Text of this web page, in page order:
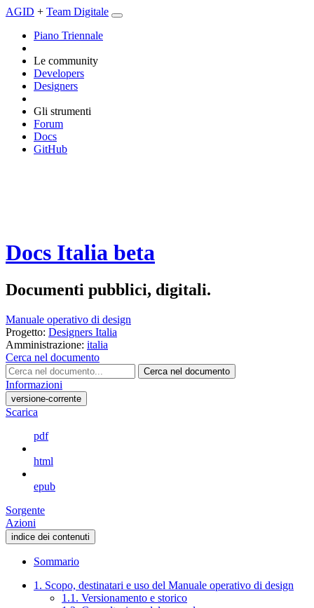
AGID + Team Digitale
Piano Triennale
Le community
Developers
Designers
Gli strumenti
Forum
Docs
GitHub
Docs Italia beta
Documenti pubblici, digitali.
Manuale operativo di design
Progetto: Designers Italia
Amministrazione: italia
Cerca nel documento
Cerca nel documento
Informazioni
versione-corrente
Scarica
pdf
html
epub
Sorgente
Azioni
indice dei contenuti
Sommario
1. Scopo, destinatari e uso del Manuale operativo di design
1.1. Versionamento e storico